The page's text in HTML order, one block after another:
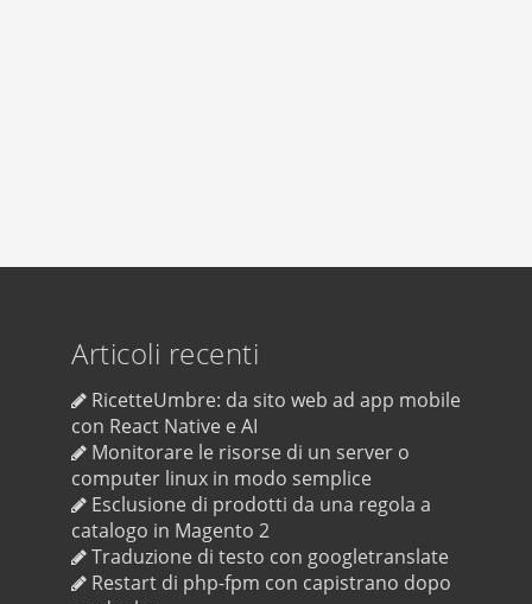
Articoli recenti
RicetteUmbre: da sito web ad app mobile
con React Native e AI
Monitorare le risorse di un server o
computer linux in modo semplice
Esclusione di prodotti da una regola a
catalogo in Magento 2
Traduzione di testo con googletranslate
Restart di php-fpm con capistrano dopo